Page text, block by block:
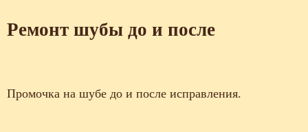
Ремонт шубы до и после
Промочка на шубе до и после исправления.